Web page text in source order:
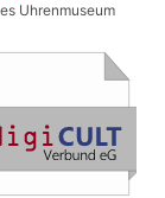
Uhrenmuseum